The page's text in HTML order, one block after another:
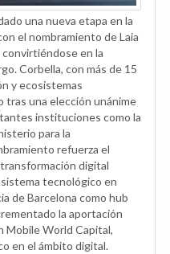
una nueva etapa en la
el nombramiento de Laia
en la
Corbella, con más de 15
y ecosistemas
tras una elección unánime
instituciones como la
para la
refuerza el
digital
tecnológico en
de Barcelona como hub
la aportación
Mobile World Capital,
en el ámbito digital.